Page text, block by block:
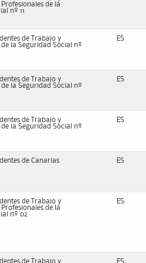
de la
nº 11
de Trabajo y
de la Seguridad Social nº
ES
de Trabajo y
de la Seguridad Social nº
ES
de Trabajo y
de la Seguridad Social nº
ES
de Canarias ES
de Trabajo y
de la
nº 02
ES
de Trabajo y ES